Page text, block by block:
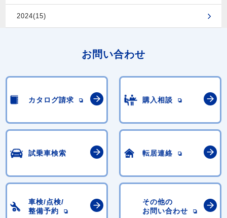
2024(15)
お問い合わせ
カタログ請求 購入相談
試乗車検索 転居連絡
車検/点検/
整備予約
その他の
お問い合わせ